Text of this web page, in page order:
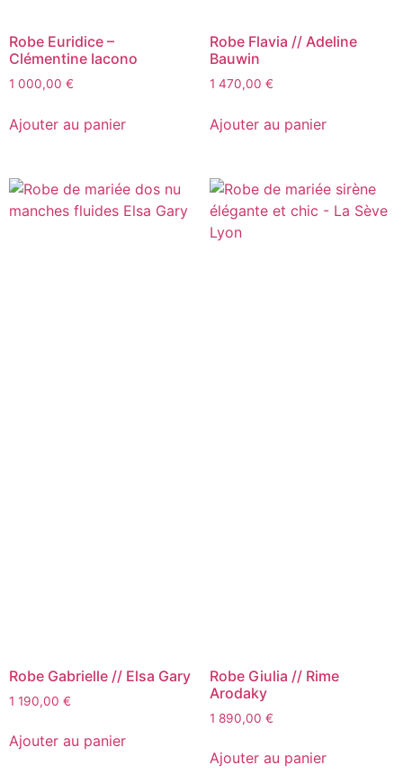
Robe Euridice –
Clémentine Iacono
1 000,00 €
Ajouter au panier
Robe Flavia // Adeline
Bauwin
1 470,00 €
Ajouter au panier
Robe Gabrielle // Elsa Gary
1 190,00 €
Ajouter au panier
Robe Giulia // Rime
Arodaky
1 890,00 €
Ajouter au panier